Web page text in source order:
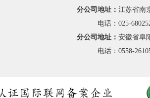
分公司地址： 江苏省南
电话：025-
分公司地址： 安徽省阜
电话：0558-